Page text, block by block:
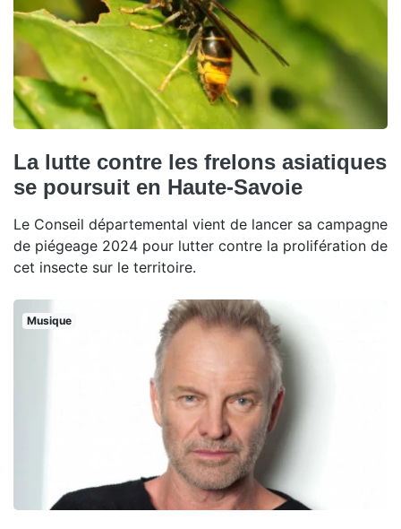
La lutte contre les frelons asiatiques
se poursuit en Haute-Savoie
Le Conseil départemental vient de lancer sa campagne
de piégeage 2024 pour lutter contre la prolifération de
cet insecte sur le territoire.
Musique